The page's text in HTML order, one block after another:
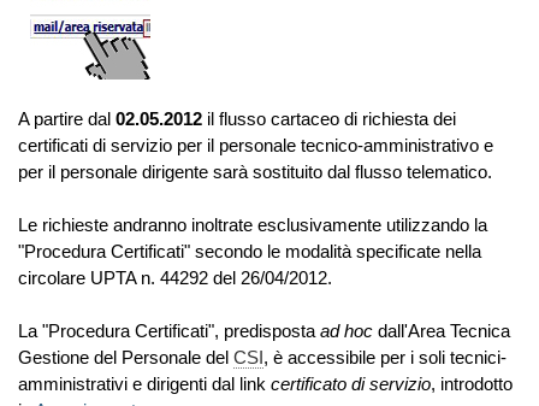
A partire dal 02.05.2012 il flusso cartaceo di richiesta dei
certificati di servizio per il personale tecnico-amministrativo e
per il personale dirigente sarà sostituito dal flusso telematico.
Le richieste andranno inoltrate esclusivamente utilizzando la
"Procedura Certificati" secondo le modalità specificate nella
circolare UPTA n. 44292 del 26/04/2012.
La "Procedura Certificati", predisposta ad hoc dall'Area Tecnica
Gestione del Personale del CSI, è accessibile per i soli tecnici-
amministrativi e dirigenti dal link certificato di servizio, introdotto